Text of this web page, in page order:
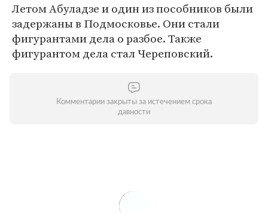
Летом Абуладзе и один из пособников были
задержаны в Подмосковье. Они стали
фигурантами дела о разбое. Также
фигурантом дела стал Череповский.
Комментарии закрыты за истечением срока
давности